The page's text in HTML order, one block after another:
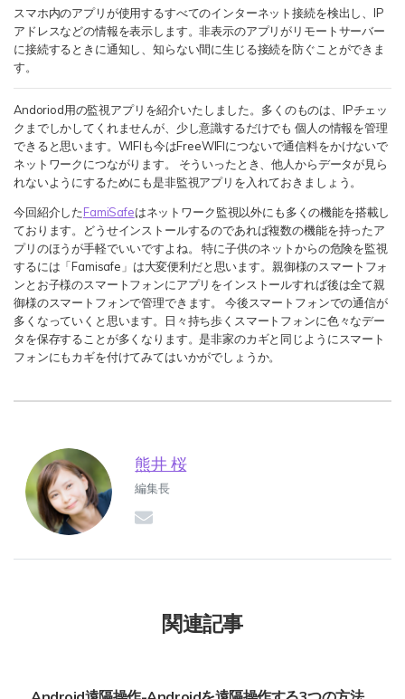
スマホ内のアプリが使用するすべてのインターネット接続を検出し、IP
アドレスなどの情報を表示します。非表示のアプリがリモートサーバー
に接続するときに通知し、知らない間に生じる接続を防ぐことができま
す。
Andoriod用の監視アプリを紹介いたしました。多くのものは、IPチェッ
クまでしかしてくれませんが、少し意識するだけでも 個人の情報を管理
できると思います。WIFIも今はFreeWIFIにつないで通信料をかけないで
ネットワークにつながります。 そういったとき、他人からデータが見ら
れないようにするためにも是非監視アプリを入れておきましょう。
今回紹介したFamiSafeはネットワーク監視以外にも多くの機能を搭載し
ております。どうせインストールするのであれば複数の機能を持ったア
プリのほうが手軽でいいですよね。 特に子供のネットからの危険を監視
するには「Famisafe」は大変便利だと思います。親御様のスマートフォ
ンとお子様のスマートフォンにアプリをインストールすれば後は全て親
御様のスマートフォンで管理できます。 今後スマートフォンでの通信が
多くなっていくと思います。日々持ち歩くスマートフォンに色々なデー
タを保存することが多くなります。是非家のカギと同じようにスマート
フォンにもカギを付けてみてはいかがでしょうか。
熊井 桜
編集長
関連記事